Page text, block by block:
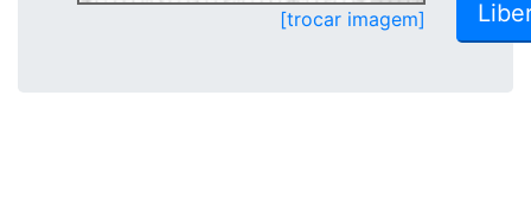
[trocar imagem]